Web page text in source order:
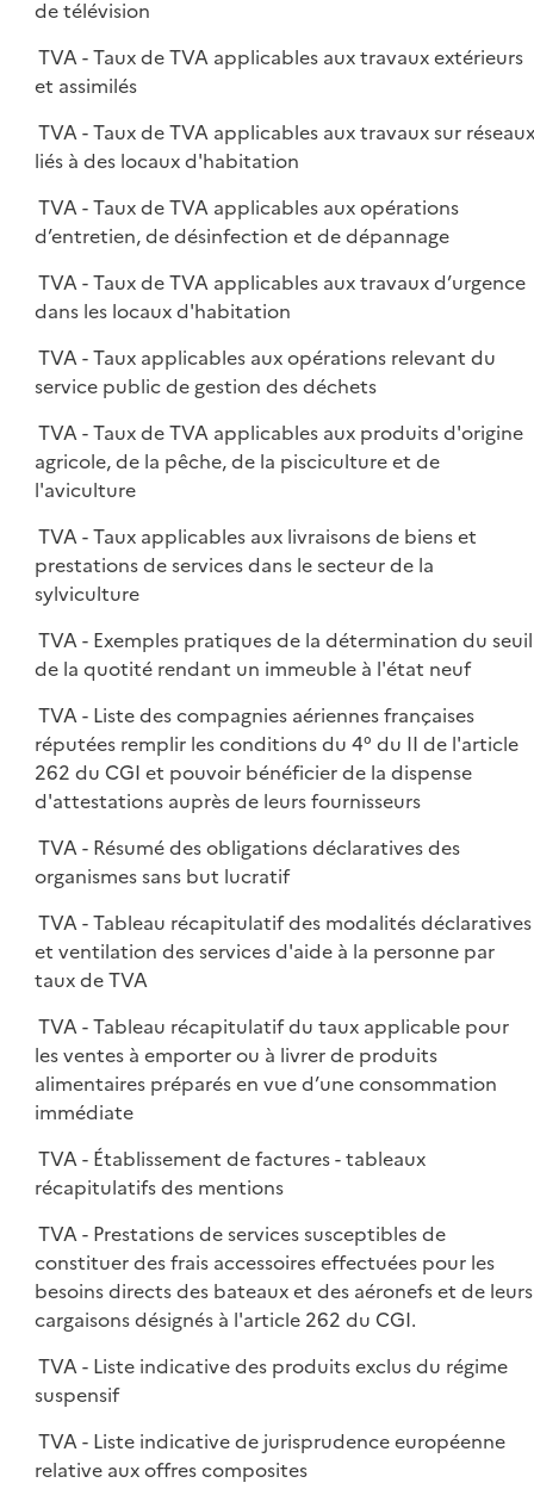
de télévision
TVA - Taux de TVA applicables aux travaux extérieurs
et assimilés
TVA - Taux de TVA applicables aux travaux sur
liés à des locaux d'habitation
TVA - Taux de TVA applicables aux opérations
d’entretien, de désinfection et de dépannage
TVA - Taux de TVA applicables aux travaux d’urgence
dans les locaux d'habitation
TVA - Taux applicables aux opérations relevant du
service public de gestion des déchets
TVA - Taux de TVA applicables aux produits d'origine
agricole, de la pêche, de la pisciculture et de
l'aviculture
TVA - Taux applicables aux livraisons de biens et
prestations de services dans le secteur de la
sylviculture
TVA - Exemples pratiques de la détermination du seuil
de la quotité rendant un immeuble à l'état neuf
TVA - Liste des compagnies aériennes françaises
réputées remplir les conditions du 4° du II de l'article
262 du CGI et pouvoir bénéficier de la dispense
d'attestations auprès de leurs fournisseurs
TVA - Résumé des obligations déclaratives des
organismes sans but lucratif
TVA - Tableau récapitulatif des modalités déclaratives
et ventilation des services d'aide à la personne par
taux de TVA
TVA - Tableau récapitulatif du taux applicable pour
les ventes à emporter ou à livrer de produits
alimentaires préparés en vue d’une consommation
immédiate
TVA - Établissement de factures - tableaux
récapitulatifs des mentions
TVA - Prestations de services susceptibles de
constituer des frais accessoires effectuées pour les
besoins directs des bateaux et des aéronefs et de leurs
cargaisons désignés à l'article 262 du CGI.
TVA - Liste indicative des produits exclus du régime
suspensif
TVA - Liste indicative de jurisprudence européenne
relative aux offres composites